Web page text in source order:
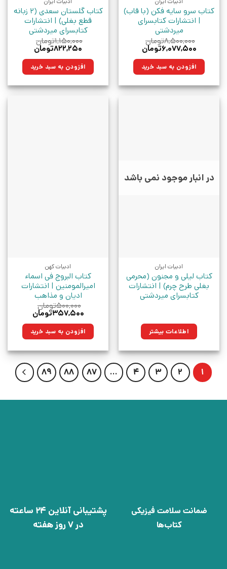
ادبیات ایران
کتاب سرو سایه فکن (با قاب)
| انتشارات کتابسرای
میردشتی
۸,۵۰۰,۰۰۰تومان
قیمت
۸,۵۰۰,۰۰۰تومان
بود.
۶,۰۷۷,۵۰۰تومان
۶,۰۷۷,۵۰۰تومان. افزودن به سبد خرید
ادبیات ایران
کتاب گلستان سعدی (2 زبانه
قطع بغلی) | انتشارات
کتابسرای میردشتی
۱,۱۵۰,۰۰۰تومان
قیمت
۱,۱۵۰,۰۰۰تومان
بود.
۸۲۲,۲۵۰تومان
۸۲۲,۲۵۰تومان.افزودن به سبد خرید
در انبار موجود نمی باشد
ادبیات ایران
کتاب لیلی و مجنون (محرمی
بغلی طرح چرم) | انتشارات
کتابسرای میردشتی
اطلاعات بیشتر
ادبیات کهن
کتاب البروج فی اسماء
امیرالمومنین | انتشارات
ادیان و مذاهب
۵۰۰,۰۰۰تومان
قیمت
۵۰۰,۰۰۰تومان
بود.
۳۵۷,۵۰۰تومان
۳۵۷,۵۰۰تومان.افزودن به سبد خرید
1
2
3
4
…
87
88
89
ضمانت سلامت فیزیکی
کتاب‌ها
پشتیبانی آنلاین 24 ساعته
در 7 روز هفته